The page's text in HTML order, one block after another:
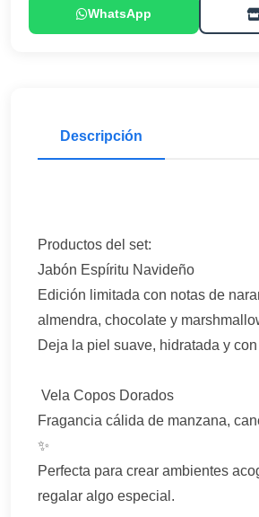
WhatsApp
Descripción
Productos del set:
Jabón Espíritu Navideño
Edición limitada con notas de
almendra, chocolate y
Deja la piel suave, hidratada y
️ Vela Copos Dorados
Fragancia cálida de manzana,
✨
Perfecta para crear ambientes
regalar algo especial.